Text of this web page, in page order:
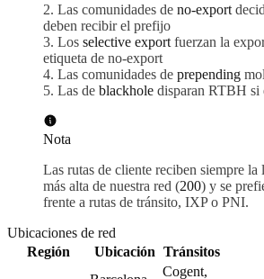
Las comunidades de no-export
deben recibir el prefijo
Los selective export fuerzan la
etiqueta de no-export
Las comunidades de prepending
Las de blackhole disparan RTBH si
Nota
Las rutas de cliente reciben siempre la
más alta de nuestra red (200) y se
frente a rutas de tránsito, IXP o PNI.
Ubicaciones de red
Región
Ubicación Tránsitos
Cogent,